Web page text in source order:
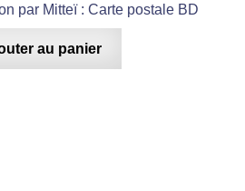
par Mitteï : Carte postale BD
au panier